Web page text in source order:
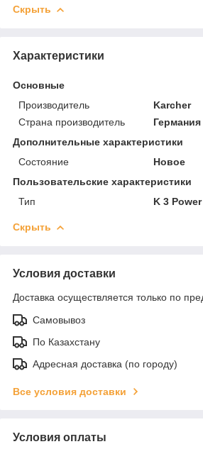
Скрыть
Характеристики
Основные
Производитель
Karcher
Страна производитель
Германия
Дополнительные характеристики
Состояние
Новое
Пользовательские характеристики
Тип
K 3
Скрыть
Условия доставки
Доставка осуществляется только по
Самовывоз
По Казахстану
Адресная доставка (по городу)
Все условия доставки
Условия оплаты